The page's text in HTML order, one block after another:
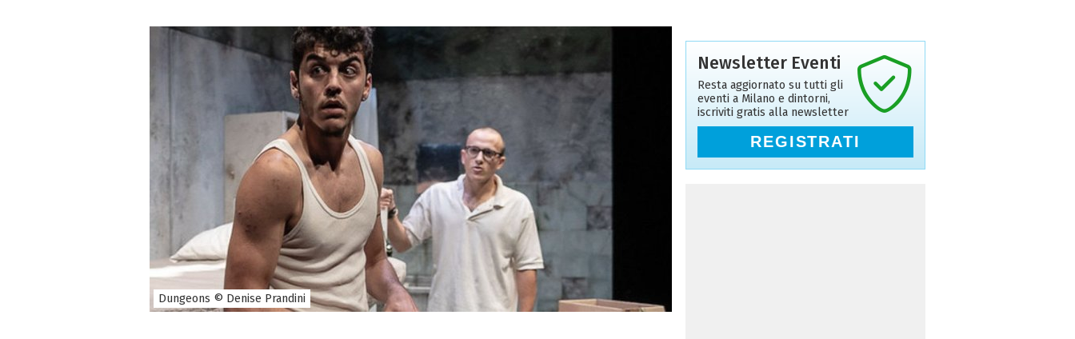
Dungeons © Denise Prandini
Newsletter Eventi
Resta aggiornato su tutti gli
eventi a Milano e dintorni,
iscriviti gratis alla newsletter
REGISTRATI